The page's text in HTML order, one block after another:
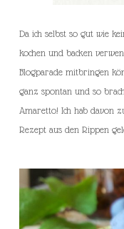
Da ich selbst so gut wie
kochen und backen
Blogparade mitbringen
ganz spontan und so
Amaretto! Ich hab davon
Rezept aus den Rippen